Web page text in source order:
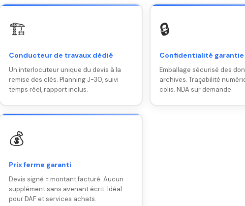
🏗️
Conducteur de travaux dédié
Un interlocuteur unique du devis à la
remise des clés. Planning J-30, suivi
temps réel, rapport inclus.
🔒
Confidentialité garantie
Emballage sécurisé des
archives. Traçabilité
colis. NDA sur demande.
💰
Prix ferme garanti
Devis signé = montant facturé. Aucun
supplément sans avenant écrit. Idéal
pour DAF et services achats.